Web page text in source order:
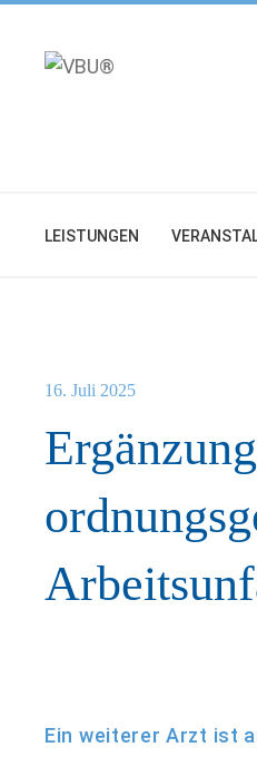
springen
LEISTUNGEN
16. Juli 2025
Ein weiterer Arzt ist